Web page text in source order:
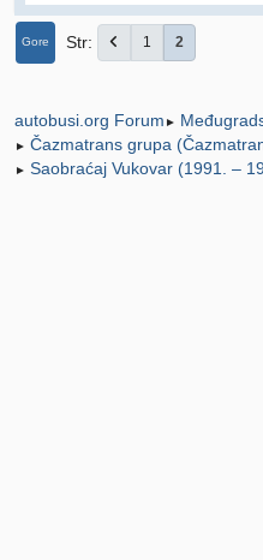
Gore Str 1 2
autobusi.org Forum ►
► Čazmatrans grupa
► Saobraćaj Vukovar (1991. –